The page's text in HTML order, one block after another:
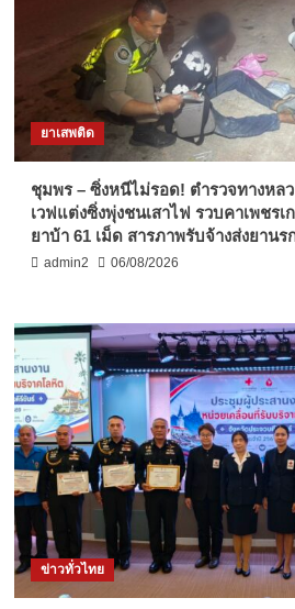
ยาเสพติด
ชุมพร – ซิ่งหนีไม่รอด! ตำรวจทางหล
เวฟแต่งซิ่งพุ่งชนเสาไฟ รวบคาเพชร
ยาบ้า 61 เม็ด สารภาพรับจ้างส่งยานร
admin2 06/08/2026
ข่าวทั่วไทย